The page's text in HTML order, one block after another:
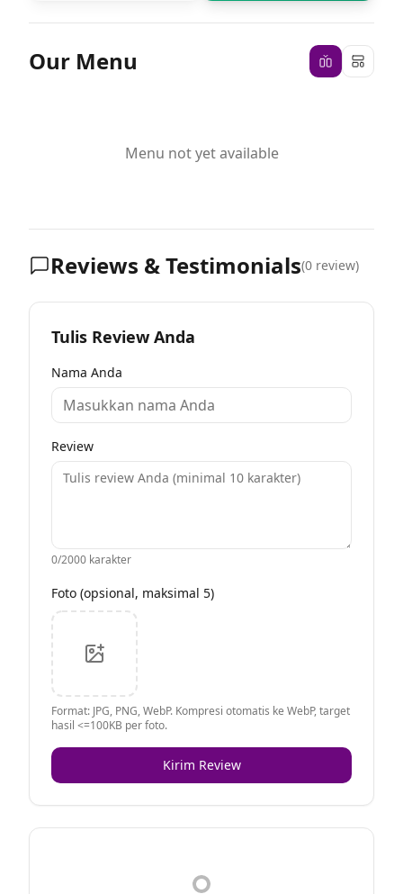
Our Menu
Menu not yet available
Reviews & Testimonials(0 review)
Tulis Review Anda
Nama Anda
Review
0/2000 karakter
Foto (opsional, maksimal 5)
Format: JPG, PNG, WebP. Kompresi otomatis ke WebP, target
hasil <=100KB per foto.
Kirim Review